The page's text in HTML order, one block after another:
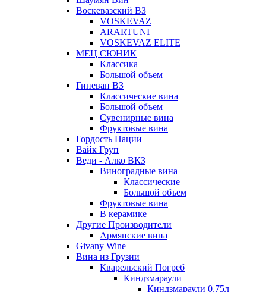
Воскевазский ВЗ
VOSKEVAZ
ARARTUNI
VOSKEVAZ ELITE
МЕЦ СЮНИК
Классика
Большой объем
Гиневан ВЗ
Классические вина
Большой объем
Сувенирные вина
Фруктовые вина
Гордость Нации
Вайк Груп
Веди - Алко ВКЗ
Виноградные вина
Классические
Большой объем
Фруктовые вина
В керамике
Другие Производители
Армянские вина
Givany Wine
Вина из Грузии
Кварельский Погреб
Киндзмараули
Киндзмараули 0,75л